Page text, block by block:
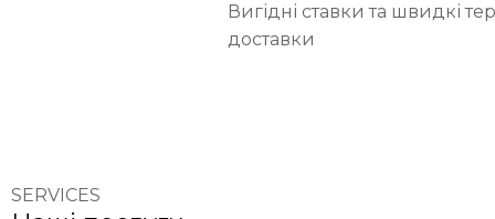
Вигідні ставки та швидкі
доставки
SERVICES